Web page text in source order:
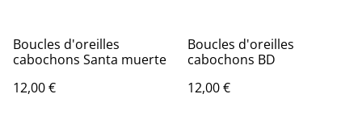
Boucles d'oreilles
cabochons Santa muerte
12,00 €
Boucles d'oreilles
cabochons BD
12,00 €